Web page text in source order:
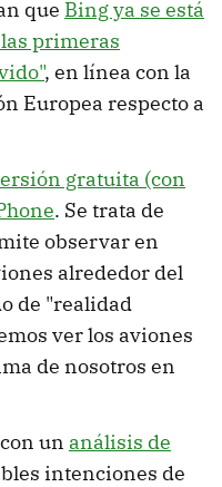
que Bing ya se está
primeras
, en línea con la
Europea respecto a
gratuita (con
. Se trata de
observar en
alrededor del
de "realidad
ver los aviones
de nosotros en
un análisis de
intenciones de